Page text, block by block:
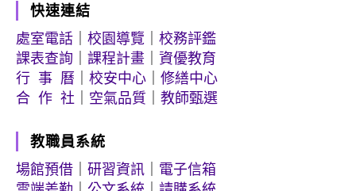
快速連結
處室電話
校園導覽
校務評鑑
課表查詢
課程計畫
資優教育
行 事 曆
校安中心
修繕中心
合 作 社
空氣品質 教師甄選
教職員系統
場館預借
研習資訊
電子信箱